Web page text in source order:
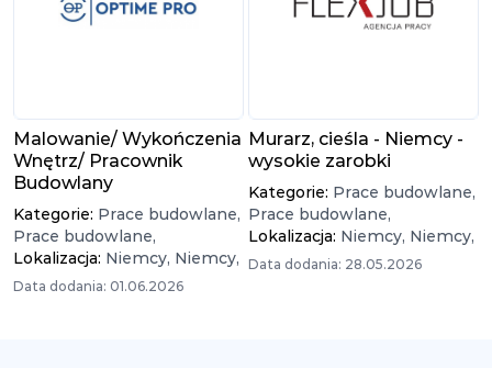
Malowanie/ Wykończenia
Wnętrz/ Pracownik
Budowlany
Kategorie: Prace budowlane,
Prace budowlane,
Lokalizacja: Niemcy, Niemcy,
Data dodania: 01.06.2026
Murarz, cieśla - Niemcy -
wysokie zarobki
Kategorie: Prace budowlane,
Prace budowlane,
Lokalizacja: Niemcy, Niemcy,
Data dodania: 28.05.2026